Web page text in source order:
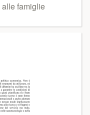
famiglie